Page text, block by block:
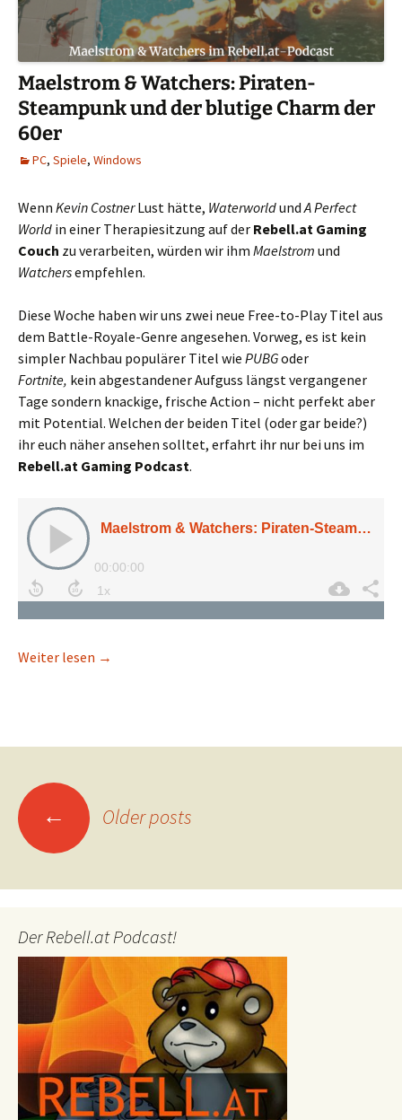
Maelstrom & Watchers: Piraten-
Steampunk und der blutige Charm der
60er
PC, Spiele, Windows
Wenn Kevin CostnerLust hätte, WaterworldundA Perfect
World in einer Therapiesitzung auf der Rebell.at Gaming
Couch zu verarbeiten, würden wir ihm Maelstrom und
Watchersempfehlen.
Diese Woche haben wir uns zwei neue Free-to-Play Titel aus
dem Battle-Royale-Genre angesehen. Vorweg, es ist kein
simpler Nachbau populärer Titel wie PUBGoder
Fortnite, kein abgestandener Aufguss längst vergangener
Tage sondern knackige, frische Action – nicht perfekt aber
mit Potential. Welchen der beiden Titel (oder gar beide?)
ihr euch näher ansehen solltet, erfahrt ihr nur bei uns im
Rebell.at Gaming Podcast.
Weiter lesen Maelstrom & Watchers: Piraten-Steampunk und
→
Posts
navigation
← Older posts
Der Rebell.at Podcast!